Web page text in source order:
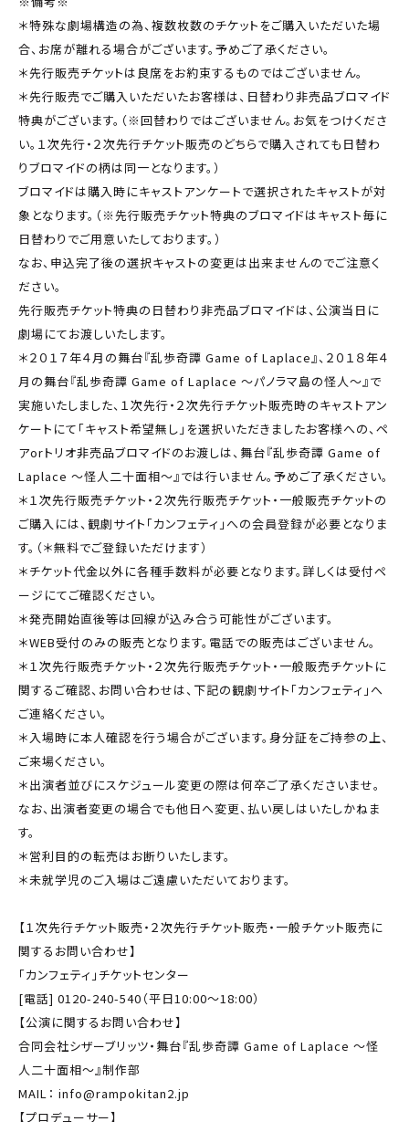
＊特殊な劇場構造の為、複数枚数のチケットをご購入いただいた場
合、お席が離れる場合がございます。予めご了承ください。
＊先行販売チケットは良席をお約束するものではございません。
＊先行販売でご購入いただいたお客様は、日替わり非売品ブロマイド
特典がございます。（※回替わりではございません。お気をつけくださ
い。１次先行・２次先行チケット販売のどちらで購入されても日替わ
りブロマイドの柄は同一となります。）
ブロマイドは購入時にキャストアンケートで選択されたキャストが対
象となります。（※先行販売チケット特典のブロマイドはキャスト毎に
日替わりでご用意いたしております。）
なお、申込完了後の選択キャストの変更は出来ませんのでご注意く
ださい。
先行販売チケット特典の日替わり非売品ブロマイドは、公演当日に
劇場にてお渡しいたします。
＊２０１７年４月の舞台『乱歩奇譚 Game of Laplace』、２０１８年４
月の舞台『乱歩奇譚 Game of Laplace ～パノラマ島の怪人～』で
実施いたしました、１次先行・２次先行チケット販売時のキャストアン
ケートにて「キャスト希望無し」を選択いただきましたお客様への、ペ
アorトリオ非売品ブロマイドのお渡しは、舞台『乱歩奇譚 Game of
Laplace ～怪人二十面相～』では行いません。予めご了承ください。
＊１次先行販売チケット・２次先行販売チケット・一般販売チケットの
ご購入には、観劇サイト「カンフェティ」への会員登録が必要となりま
す。（＊無料でご登録いただけます）
＊チケット代金以外に各種手数料が必要となります。詳しくは受付ペ
ージにてご確認ください。
＊発売開始直後等は回線が込み合う可能性がございます。
＊WEB受付のみの販売となります。電話での販売はございません。
＊１次先行販売チケット・２次先行販売チケット・一般販売チケットに
関するご確認、お問い合わせは、下記の観劇サイト「カンフェティ」へ
ご連絡ください。
＊入場時に本人確認を行う場合がございます。身分証をご持参の上、
ご来場ください。
＊出演者並びにスケジュール変更の際は何卒ご了承くださいませ。
なお、出演者変更の場合でも他日へ変更、払い戻しはいたしかねま
す。
＊営利目的の転売はお断りいたします。
＊未就学児のご入場はご遠慮いただいております。
【１次先行チケット販売・２次先行チケット販売・一般チケット販売に
関するお問い合わせ】
「カンフェティ」チケットセンター
[電話] 0120-240-540（平日10:00～18:00）
【公演に関するお問い合わせ】
合同会社シザーブリッツ・舞台『乱歩奇譚 Game of Laplace ～怪
人二十面相～』制作部
MAIL： info@rampokitan2.jp
【プロデューサー】